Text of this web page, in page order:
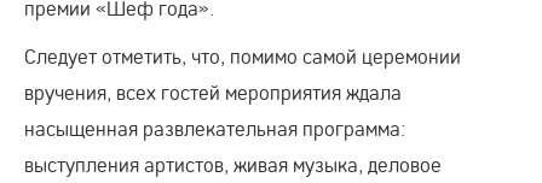
премии «Шеф года».
Следует отметить, что, помимо самой церемонии
вручения, всех гостей мероприятия ждала
насыщенная развлекательная программа:
выступления артистов, живая музыка, деловое